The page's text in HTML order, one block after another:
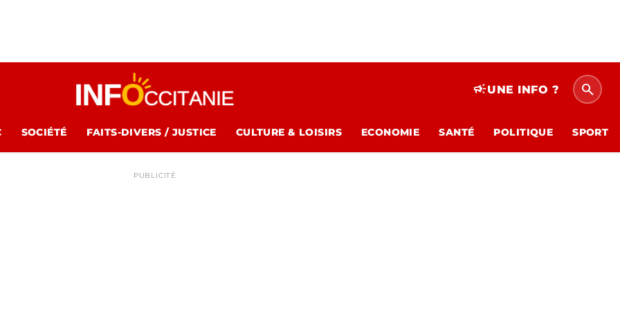
campaignUNE INFO ? search
SOCIÉTÉ FAITS-DIVERS / JUSTICE CULTURE & LOISIRS ECONOMIE SANTÉ POLITIQUE SPORT
PUBLICITÉ